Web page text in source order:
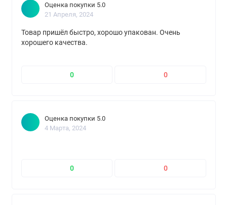
Оценка покупки 5.0
21 Апреля, 2024
Товар пришёл быстро, хорошо упакован. Очень
хорошего качества.
0 0
Оценка покупки 5.0
4 Марта, 2024
0 0